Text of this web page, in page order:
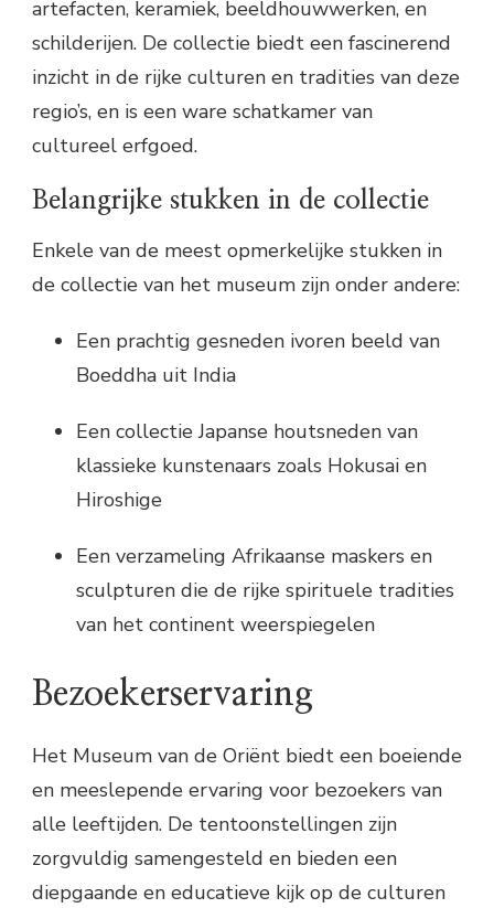
artefacten, keramiek, beeldhouwwerken, en
schilderijen. De collectie biedt een fascinerend
inzicht in de rijke culturen en tradities van deze
regio’s, en is een ware schatkamer van
cultureel erfgoed.
Belangrijke stukken in de collectie
Enkele van de meest opmerkelijke stukken in
de collectie van het museum zijn onder andere:
Een prachtig gesneden ivoren beeld van
Boeddha uit India
Een collectie Japanse houtsneden van
klassieke kunstenaars zoals Hokusai en
Hiroshige
Een verzameling Afrikaanse maskers en
sculpturen die de rijke spirituele tradities
van het continent weerspiegelen
Bezoekerservaring
Het Museum van de Oriënt biedt een boeiende
en meeslepende ervaring voor bezoekers van
alle leeftijden. De tentoonstellingen zijn
zorgvuldig samengesteld en bieden een
diepgaande en educatieve kijk op de culturen